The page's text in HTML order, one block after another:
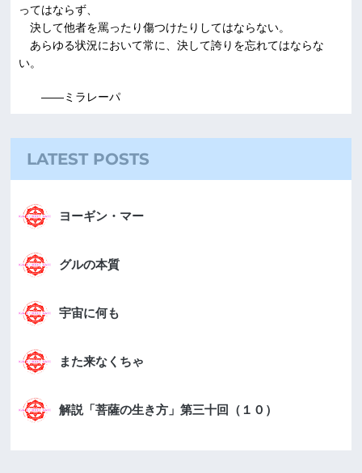
ってはならず、
決して他者を罵ったり傷つけたりしてはならない。
あらゆる状況において常に、決して誇りを忘れてはならな
い。
――ミラレーパ
LATEST POSTS
ヨーギン・マー
グルの本質
宇宙に何も
また来なくちゃ
解説「菩薩の生き方」第三十回（１０）